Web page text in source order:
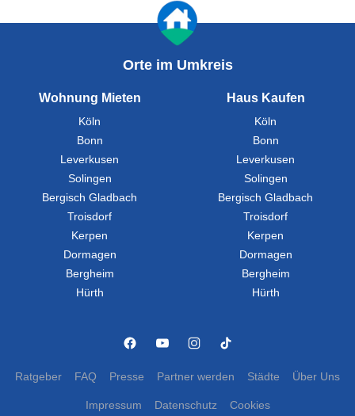
Orte im Umkreis
Wohnung Mieten
Köln
Bonn
Leverkusen
Solingen
Bergisch Gladbach
Troisdorf
Kerpen
Dormagen
Bergheim
Hürth
Haus Kaufen
Köln
Bonn
Leverkusen
Solingen
Bergisch Gladbach
Troisdorf
Kerpen
Dormagen
Bergheim
Hürth
Ratgeber FAQ Presse Partner werden Städte Über Uns
Impressum Datenschutz Cookies